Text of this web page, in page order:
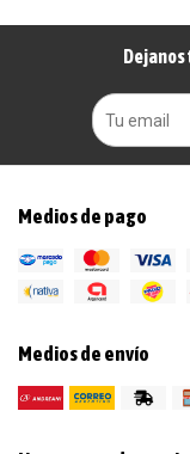
Dejanos
Medios de pago
Medios de envío